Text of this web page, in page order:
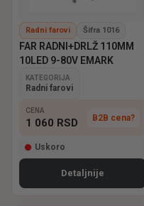
Radni farovi Šifra 1016
FAR RADNI+DRLŽ 110MM
10LED 9-80V EMARK
KATEGORIJA
Radni farovi
CENA
1 060 RSD B2B cena?
Uskoro
Detaljnije